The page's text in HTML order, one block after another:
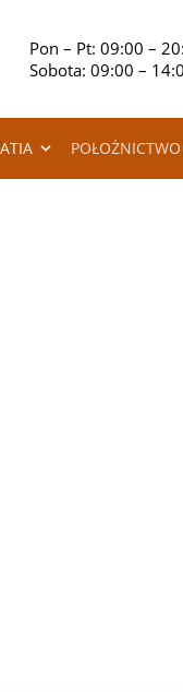
Pon – Pt: 09:00 –
Sobota: 09:00 –